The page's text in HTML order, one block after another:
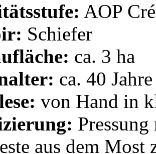
AOP
Schiefer
ca. 3 ha
ca. 40 Jahre
von Hand in
aus dem